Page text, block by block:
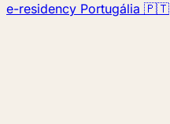
e-residency Portugália 🇵🇹